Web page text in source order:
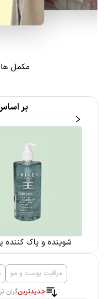
مکمل
بر
شوینده و پاک
مراقبت پوست و مو
جدیدترینگران